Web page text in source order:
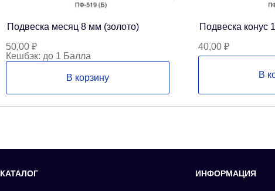
Подвеска месяц 8 мм (золото)
50,00 ₽
Кешбэк: до 1 Балла
В корзину
Подвеска конус
40,00 ₽
В
КАТАЛОГ ИНФОРМАЦИЯ